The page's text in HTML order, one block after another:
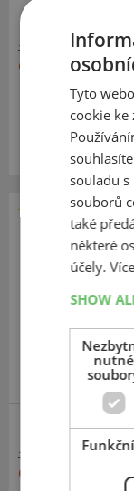
15 311 Kč
9 284 Kč
ZESÍLENÁ
16 379 Kč
9 821 Kč
Tyto
cookie ke
souladu
souborů
také
některé
účely.
SHOW
nutné